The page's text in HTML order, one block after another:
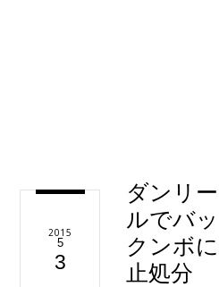
2015
5
3
ダンリ
ルでバ
クンボ
止処分